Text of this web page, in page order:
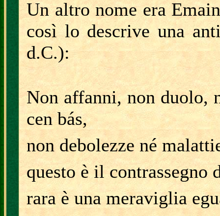
Un altro nome era
così lo descrive una
d.C.):
Non affanni, non duolo,
cen bás,
non debolezze né
questo è il contrassegno
rara è una meraviglia